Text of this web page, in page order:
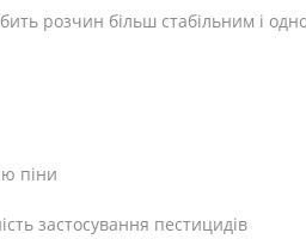
розчин більш стабільним і
піни
застосування пестицидів